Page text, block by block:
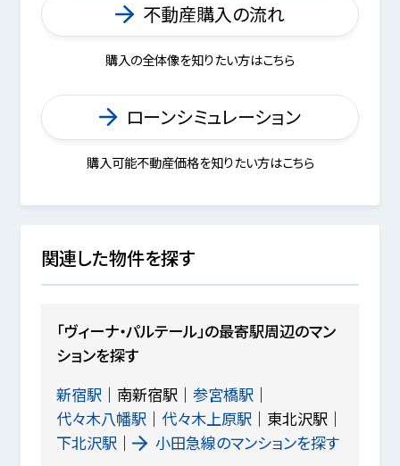
不動産購入の流れ
購入の全体像を知りたい方はこちら
ローンシミュレーション
購入可能不動産価格を知りたい方はこちら
関連した物件を探す
「ヴィーナ・パルテール」の最寄駅周辺のマン
ションを探す
新宿駅
南新宿駅
参宮橋駅
代々木八幡駅
代々木上原駅
東北沢駅
下北沢駅
小田急線のマンションを探す